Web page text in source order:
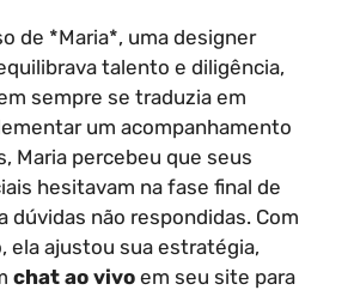
de *Maria*, uma designer
talento e diligência,
sempre se traduzia em
um acompanhamento
Maria percebeu que seus
hesitavam na fase final de
dúvidas não respondidas. Com
ela ajustou sua estratégia,
chat ao vivo em seu site para